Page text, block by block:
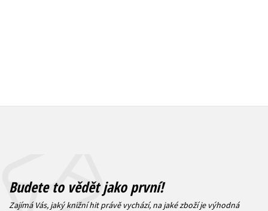
Budete to vědět jako první!
Zajímá Vás, jaký knižní hit právě vychází, na jaké zboží je výhodná